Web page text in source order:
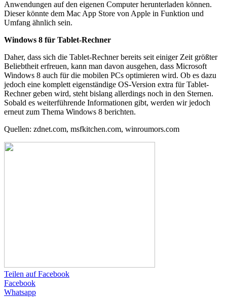
Anwendungen auf den eigenen Computer herunterladen können.
Dieser könnte dem Mac App Store von Apple in Funktion und
Umfang ähnlich sein.
Windows 8 für Tablet-Rechner
Daher, dass sich die Tablet-Rechner bereits seit einiger Zeit größter
Beliebtheit erfreuen, kann man davon ausgehen, dass Microsoft
Windows 8 auch für die mobilen PCs optimieren wird. Ob es dazu
jedoch eine komplett eigenständige OS-Version extra für Tablet-
Rechner geben wird, steht bislang allerdings noch in den Sternen.
Sobald es weiterführende Informationen gibt, werden wir jedoch
erneut zum Thema Windows 8 berichten.
Quellen: zdnet.com, msfkitchen.com, winroumors.com
Teilen auf Facebook
Facebook
Whatsapp